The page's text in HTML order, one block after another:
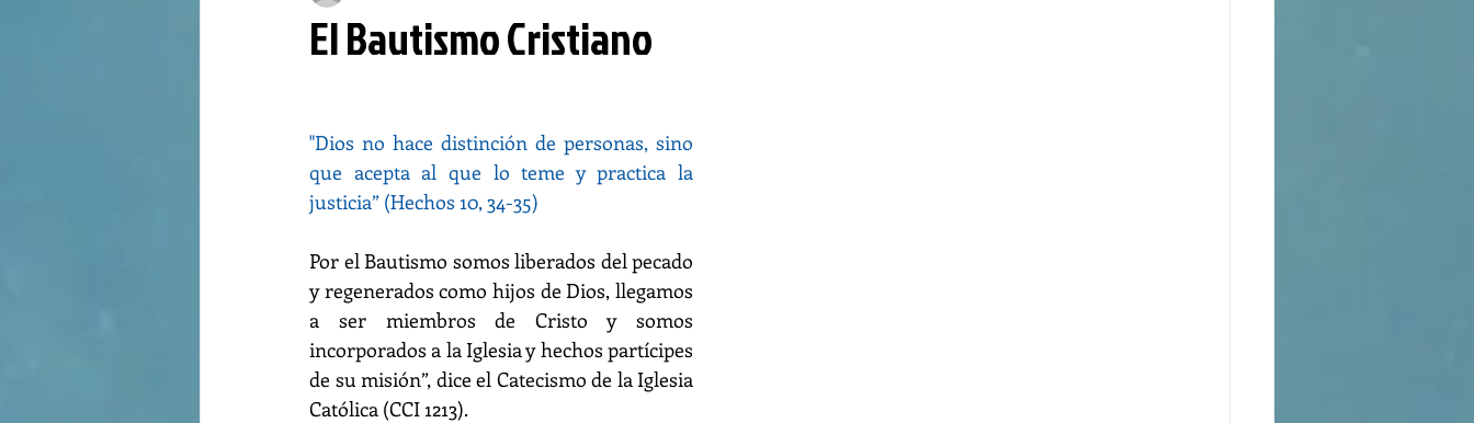
El Bautismo Cristiano
"Dios no hace distinción de personas, sino
que acepta al que lo teme y practica la
justicia” (Hechos 10, 34-35)
Por el Bautismo somos liberados del pecado
y regenerados como hijos de Dios, llegamos
a ser miembros de Cristo y somos
incorporados a la Iglesia y hechos partícipes
de su misión”, dice el Catecismo de la Iglesia
Católica (CCI 1213).